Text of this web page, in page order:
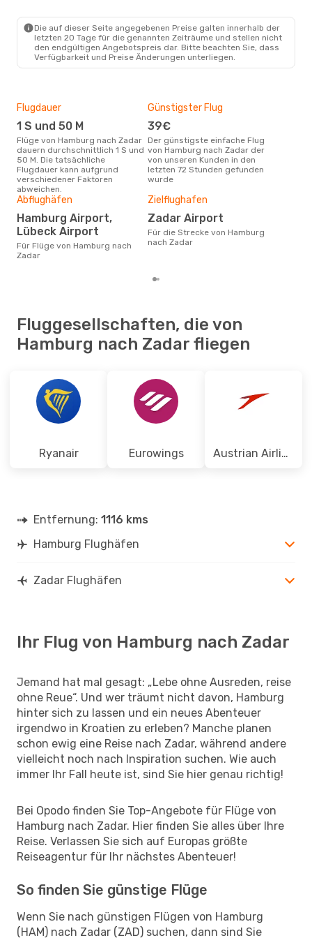
Croatia Airlines1 Zwischenstopp
ZAD- HAM
Die auf dieser Seite angegebenen Preise galten innerhalb der
letzten 20 Tage für die genannten Zeiträume und stellen nicht
den endgültigen Angebotspreis dar. Bitte beachten Sie, dass
Verfügbarkeit und Preise Änderungen unterliegen.
Flugdauer
1 S und 50 M
Flüge von Hamburg nach Zadar
dauern durchschnittlich 1 S und
50 M. Die tatsächliche
Flugdauer kann aufgrund
verschiedener Faktoren
abweichen.
Günstigster Flug
39€
Der günstigste einfache Flug
von Hamburg nach Zadar der
von unseren Kunden in den
letzten 72 Stunden gefunden
wurde
Abflughäfen
Hamburg Airport,
Lübeck Airport
Für Flüge von Hamburg nach
Zadar
Zielflughafen
Zadar Airport
Für die Strecke von Hamburg
nach Zadar
Fluggesellschaften, die von
Hamburg nach Zadar fliegen
Ryanair Eurowings Austrian Airlines
Entfernung: 1116 kms
Hamburg Flughäfen
Zadar Flughäfen
Ihr Flug von Hamburg nach Zadar
Jemand hat mal gesagt: „Lebe ohne Ausreden, reise
ohne Reue“. Und wer träumt nicht davon, Hamburg
hinter sich zu lassen und ein neues Abenteuer
irgendwo in Kroatien zu erleben? Manche planen
schon ewig eine Reise nach Zadar, während andere
vielleicht noch nach Inspiration suchen. Wie auch
immer Ihr Fall heute ist, sind Sie hier genau richtig!
Bei Opodo finden Sie Top-Angebote für Flüge von
Hamburg nach Zadar. Hier finden Sie alles über Ihre
Reise. Verlassen Sie sich auf Europas größte
Reiseagentur für Ihr nächstes Abenteuer!
So finden Sie günstige Flüge
Wenn Sie nach günstigen Flügen von Hamburg
(HAM) nach Zadar (ZAD) suchen, dann sind Sie